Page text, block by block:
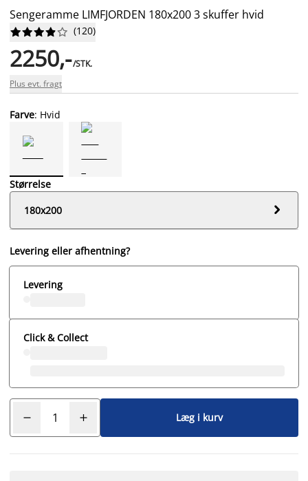
Sengeramme LIMFJORDEN 180x200 3 skuffer hvid





 (120)
2250,-/STK.
Plus evt. fragt
Farve: Hvid
Størrelse
180x200

Levering eller afhentning?
Levering
Click & Collect
Læg i kurv